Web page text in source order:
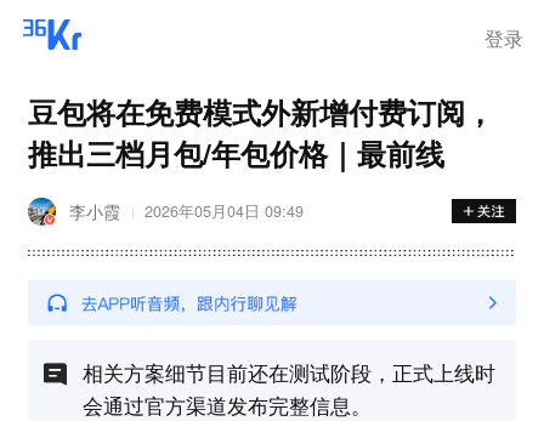
登录
豆包将在免费模式外新增付费订阅，
推出三档月包/年包价格｜最前线
李小霞 2026年05月04日 09:49
相关方案细节目前还在测试阶段，正式上线时
会通过官方渠道发布完整信息。